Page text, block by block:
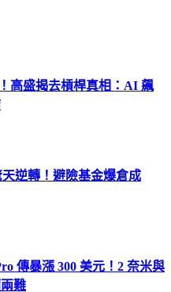
高盛揭去槓桿真相：AI 飆
逆轉！避險基金爆倉成
傳暴漲 300 美元！2 奈米與
難